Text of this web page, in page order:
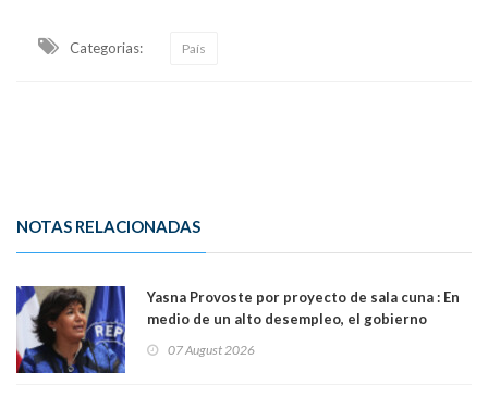
Categorias: País
NOTAS RELACIONADAS
Yasna Provoste por proyecto de sala cuna : En
medio de un alto desempleo, el gobierno
07 August 2026